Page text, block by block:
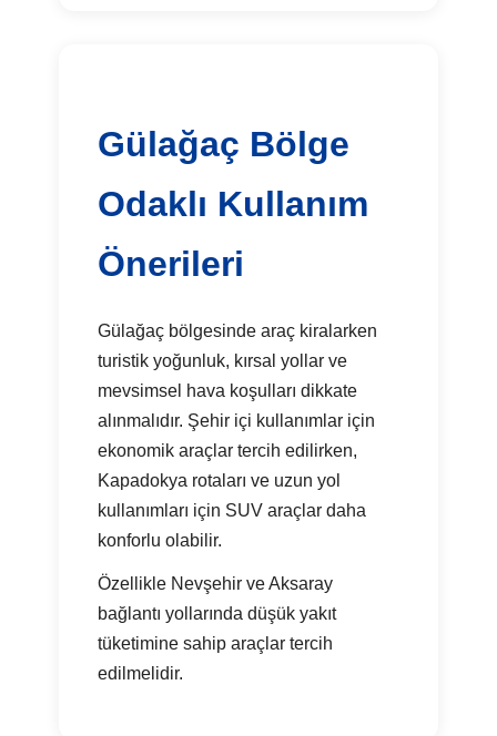
Gülağaç Bölge
Odaklı Kullanım
Önerileri
Gülağaç bölgesinde araç kiralarken
turistik yoğunluk, kırsal yollar ve
mevsimsel hava koşulları dikkate
alınmalıdır. Şehir içi kullanımlar için
ekonomik araçlar tercih edilirken,
Kapadokya rotaları ve uzun yol
kullanımları için SUV araçlar daha
konforlu olabilir.
Özellikle Nevşehir ve Aksaray
bağlantı yollarında düşük yakıt
tüketimine sahip araçlar tercih
edilmelidir.